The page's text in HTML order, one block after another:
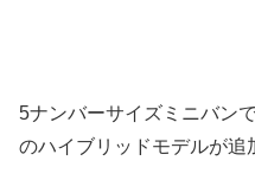
5ナンバーサイズミニバン
のハイブリッドモデルが追